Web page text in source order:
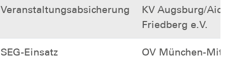
Veranstaltungsabsicherung
KV Augsburg/
Friedberg e.V.
SEG-Einsatz OV München-